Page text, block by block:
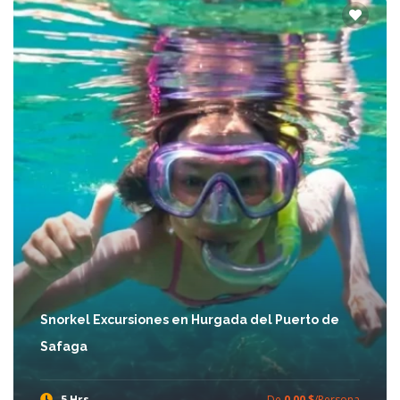
Snorkel Excursiones en Hurgada del Puerto de
Safaga